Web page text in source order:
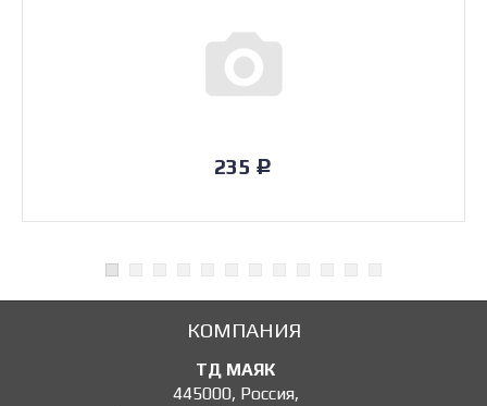
235 Р
КОМПАНИЯ
ТД МАЯК
445000, Россия,